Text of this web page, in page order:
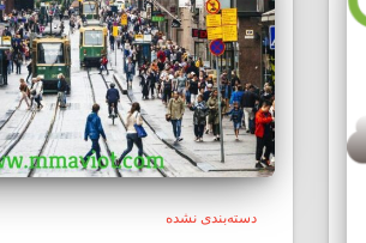
دسته‌بندی نشده